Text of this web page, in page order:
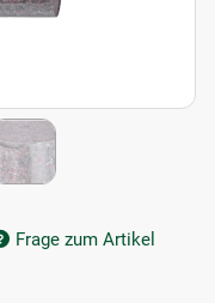
Frage zum Artikel